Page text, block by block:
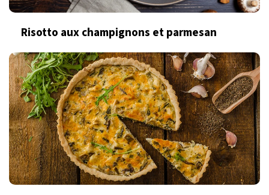
Risotto aux champignons et parmesan